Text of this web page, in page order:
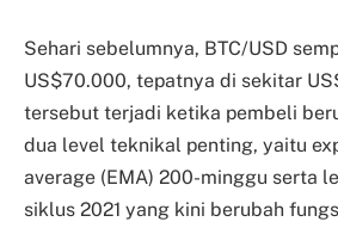
Sehari sebelumnya, BTC/USD
US$70.000, tepatnya di sekitar
tersebut terjadi ketika pembeli
dua level teknikal penting, yaitu
average (EMA) 200-minggu serta
siklus 2021 yang kini berubah